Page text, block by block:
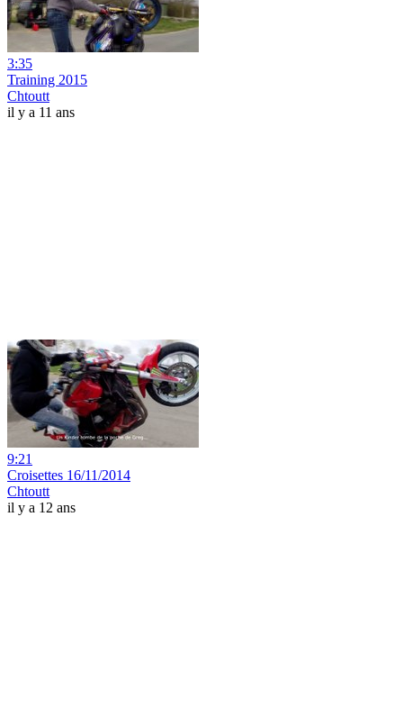
3:35
Training 2015
Chtoutt
il y a 11 ans
9:21
Croisettes 16/11/2014
Chtoutt
il y a 12 ans